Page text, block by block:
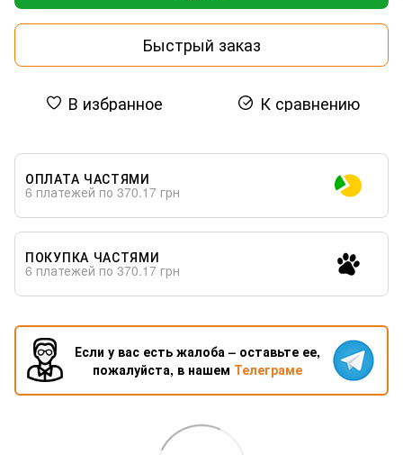
Быстрый заказ
В избранное К сравнению
ОПЛАТА ЧАСТЯМИ
6 платежей по 370.17 грн
ПОКУПКА ЧАСТЯМИ
6 платежей по 370.17 грн
Если у вас есть жалоба – оставьте ее,
пожалуйста, в нашем Телеграме